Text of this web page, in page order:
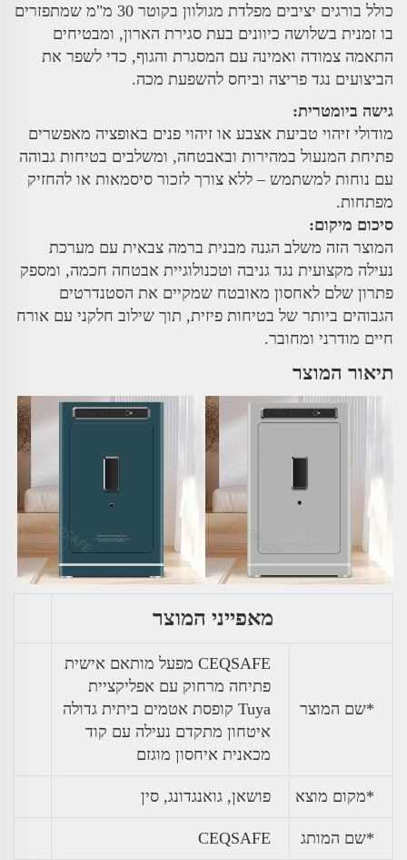
כולל בורגים יציבים מפלדת מגולוון בקוטר 30 מ"מ שמתפזרים
בו זמנית בשלושה כיוונים בעת סגירת הארון, ומבטיחים
התאמה צמודה ואמינה עם המסגרת והגוף, כדי לשפר את
הביצועים נגד פריצה וביחס להשפעת מכה.
גישה ביומטרית:
מודולי זיהוי טביעת אצבע או זיהוי פנים באופציה מאפשרים
פתיחת המנעול במהירות ובאבטחה, ומשלבים בטיחות גבוהה
עם נוחות למשתמש – ללא צורך לזכור סיסמאות או להחזיק
מפתחות.
סיכום מיקום:
המוצר הזה משלב הגנה מבנית ברמה צבאית עם מערכת
נעילה מקצועית נגד גניבה וטכנולוגיית אבטחה חכמה, ומספק
פתרון שלם לאחסון מאובטח שמקיים את הסטנדרטים
הגבוהים ביותר של בטיחות פיזית, תוך שילוב חלקני עם אורח
חיים מודרני ומחובר.
תיאור המוצר
מאפייני המוצר
*שם המוצר
CEQSAFE מפעל מותאם אישית
פתיחה מרחוק עם אפליקציית
Tuya קופסת אטמים ביתית גדולה
איטחון מתקדם נעילה עם קוד
מכאנית איחסון מוגזם
*מקום מוצא פושאן, גואנגדונג, סין
*שם המותג CEQSAFE